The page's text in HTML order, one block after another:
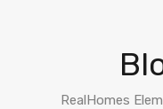
RealHomes